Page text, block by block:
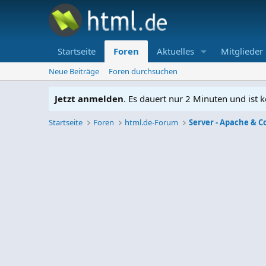
Startseite Foren Aktuelles Mitglieder
Neue Beiträge Foren durchsuchen
Jetzt anmelden. Es dauert nur 2 Minuten und ist
Startseite Foren html.de-Forum Server - Apache &